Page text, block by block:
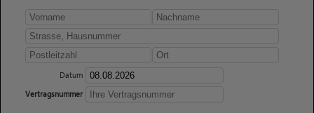
Datum
Vertragsnummer